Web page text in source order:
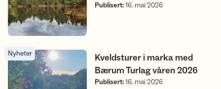
Publisert:16. mai 2026
Kveldsturer i marka med Bærum Turlag våren 2026
Nyheter
Publisert:16. mai 2026
Kveldsturer i marka med
Bærum Turlag våren 2026